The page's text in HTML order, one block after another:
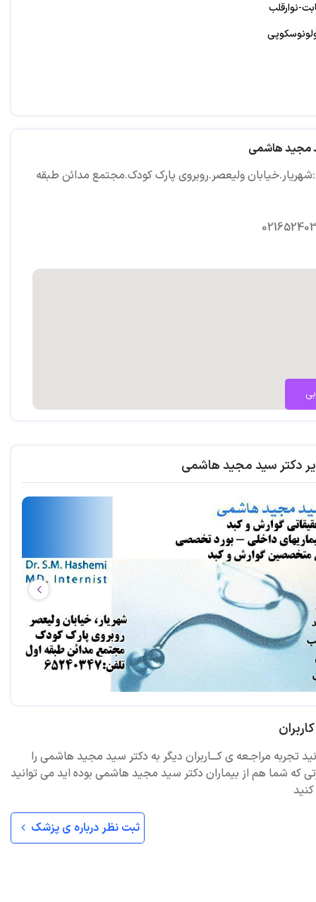
نوارقلب
مجید هاشمی
ولیعصر.روبروی پارک کودک.مجتمع مدائن طبقه
دکتر سید مجید هاشمی
تجربه مراجـعه ی کـــاربران دیگر به دکتر سید مجید هاشمی را
که شما هم از بیماران دکتر سید مجید هاشمی بوده اید می توانید
ثبت نظر درباره ی پزشک